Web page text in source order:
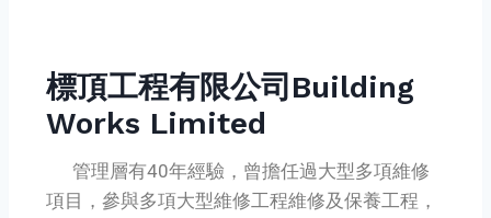
標頂工程有限公司Building
Works Limited
管理層有40年經驗，曾擔任過大型多項維修
項目，參與多項大型維修工程維修及保養工程，